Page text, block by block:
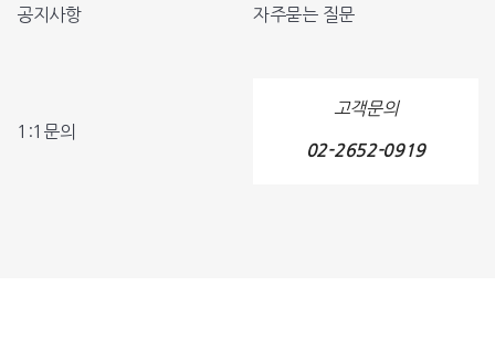
공지사항 자주묻는 질문
1:1문의
고객문의
02-2652-0919